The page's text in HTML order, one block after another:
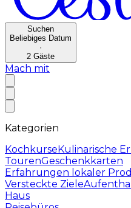
Suchen
Beliebiges Datum
·
2 Gäste
Mach mit
Kategorien
KochkurseKulinarische
TourenGeschenkkarten
Erfahrungen lokaler
Versteckte Ziele
Haus